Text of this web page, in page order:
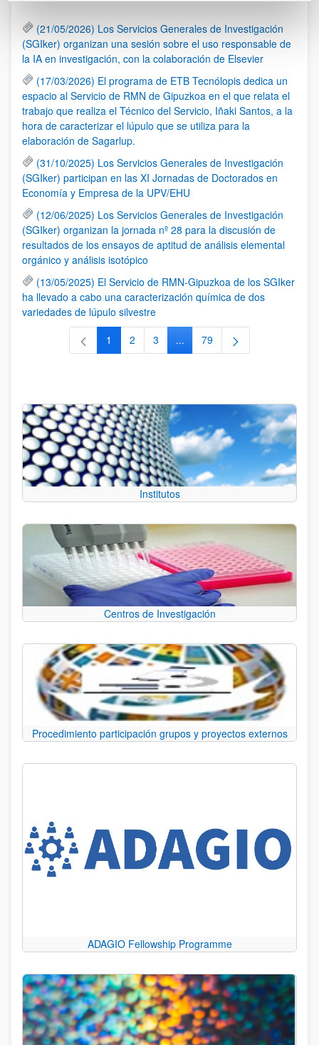
(21/05/2026) Los Servicios Generales de Investigación
(SGIker) organizan una sesión sobre el uso responsable de
la IA en investigación, con la colaboración de Elsevier
(17/03/2026) El programa de ETB Tecnólopis dedica un
espacio al Servicio de RMN de Gipuzkoa en el que relata el
trabajo que realiza el Técnico del Servicio, Iñaki Santos, a la
hora de caracterizar el lúpulo que se utiliza para la
elaboración de Sagarlup.
(31/10/2025) Los Servicios Generales de Investigación
(SGIker) participan en las XI Jornadas de Doctorados en
Economía y Empresa de la UPV/EHU
(12/06/2025) Los Servicios Generales de Investigación
(SGIker) organizan la jornada nº 28 para la discusión de
resultados de los ensayos de aptitud de análisis elemental
orgánico y análisis isotópico
(13/05/2025) El Servicio de RMN-Gipuzkoa de los SGIker
ha llevado a cabo una caracterización química de dos
variedades de lúpulo silvestre
Página
1 Página
2 Página
3 ...Páginas intermedias Use TAB
Página
79
Institutos
Centros de Investigación
Procedimiento participación grupos y proyectos externos
ADAGIO Fellowship Programme